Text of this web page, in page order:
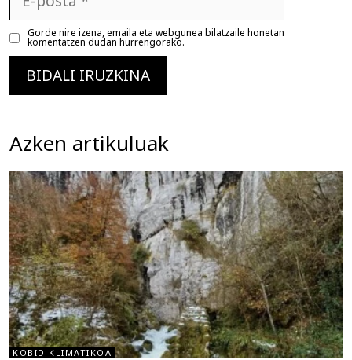
posta
Gorde nire izena, emaila eta webgunea bilatzaile honetan
komentatzen dudan hurrengorako.
Azken artikuluak
KOBID KLIMATIKOA